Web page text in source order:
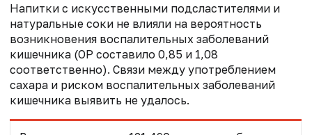
Напитки с искусственными подсластителями и
натуральные соки не влияли на вероятность
возникновения воспалительных заболеваний
кишечника (ОР составило 0,85 и 1,08
соответственно). Связи между употреблением
сахара и риском воспалительных заболеваний
кишечника выявить не удалось.